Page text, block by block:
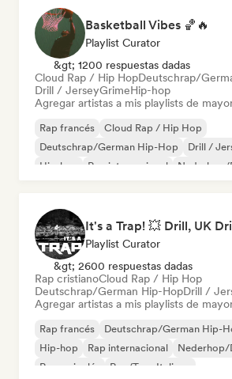
Basketball Vibes 🏀🔥
Playlist Curator
&gt; 1200 respuestas dadas
Cloud Rap / Hip HopDeutschrap/
Drill / JerseyGrimeHip-hop
Agregar artistas a mis playlists de
Rap francés
Cloud Rap / Hip Hop
Deutschrap/German Hip-Hop
Drill /
Hip-hop
Rap internacional Nederhop/
Playlist Curator
&gt; 2600 respuestas dadas
Rap cristianoCloud Rap / Hip Hop
Deutschrap/German Hip-HopDrill /
Agregar artistas a mis playlists de
Rap francés Deutschrap/German Hip-
Hip-hop
Rap internacional
Nederhop/
Rap en inglés
Rap/Trap Italiano